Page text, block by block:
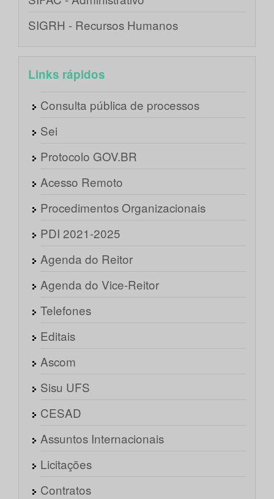
SIGRH - Recursos Humanos
Links rápidos
Consulta pública de processos
Sei
Protocolo GOV.BR
Acesso Remoto
Procedimentos Organizacionais
PDI 2021-2025
Agenda do Reitor
Agenda do Vice-Reitor
Telefones
Editais
Ascom
Sisu UFS
CESAD
Assuntos Internacionais
Licitações
Contratos